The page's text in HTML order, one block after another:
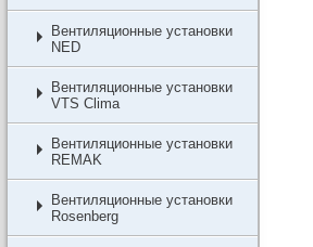
Вентиляционные установки
NED
Вентиляционные установки
VTS Clima
Вентиляционные установки
REMAK
Вентиляционные установки
Rosenberg